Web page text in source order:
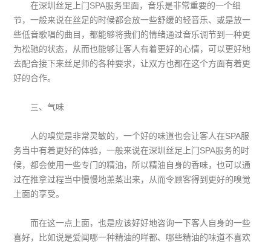
在深圳丝足上门SPA服务里面，音乐是非常重要的一个细
节，一般来说在丝足的时候都会放一些舒缓的轻音乐、或是放一
些低音歌唱的曲目，都能够将我们的情绪通过音乐调节到一种更
为松驰的状态，从而也能够让客人有着更好的心情，可以更好地
去配合接下来丝足师的各种要求，让双方也都在这个方面有着更
好的合作。
三、气味
人的嗅觉是非常灵敏的，一个好的味道也会让客人在SPA服
务当中有着更好的体验，一般来说在深圳丝足上门SPA服务的时
候，都会使用一些专门的精油，所以精油自身的香味，也可以通
过在推拿过程当中慢慢地薰蒸出来，从而令顾客得到更好的嗅觉
上面的享受。
而在这一点上面，也是应该好好地咨询一下客人自身的一些
喜好，比如说是爱闻哪一种精油的咩都、哪些精油的味道不喜欢